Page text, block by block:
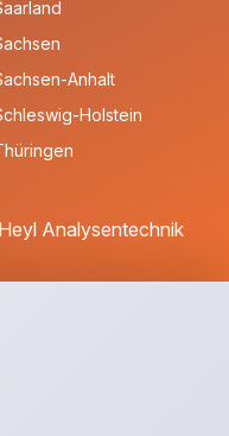
Anhalt
Holstein
Analysentechnik